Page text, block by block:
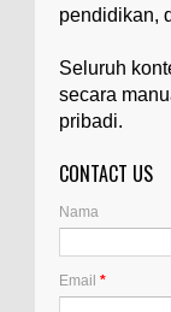
benar...
yang guru dan
pendidikan,
Seluruh
secara
pribadi.
CONTACT US
Nama
Email *